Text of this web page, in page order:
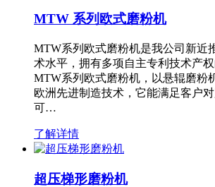
MTW 系列欧式磨粉机
MTW系列欧式磨粉机是我公司新近
术水平，拥有多项自主专利技术产
MTW系列欧式磨粉机，以悬辊磨粉
欧洲先进制造技术，它能满足客户
可…
了解详情
超压梯形磨粉机